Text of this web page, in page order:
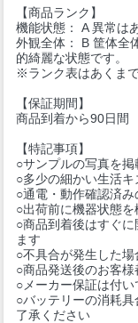
【商品ランク】
機能状態： A 異常は
外観全体： B 筐体全
的綺麗な状態です。
※ランク表はあくま
【保証期間】
商品到着から90日間
【特記事項】
○サンプルの写真を
○多少の細かい生活
○通電・動作確認済
○出荷前に機器状態
○商品到着後はすぐ
ます
○不具合が発生した
○商品発送後のお客
○メーカー保証は付い
○バッテリーの消耗
了承ください